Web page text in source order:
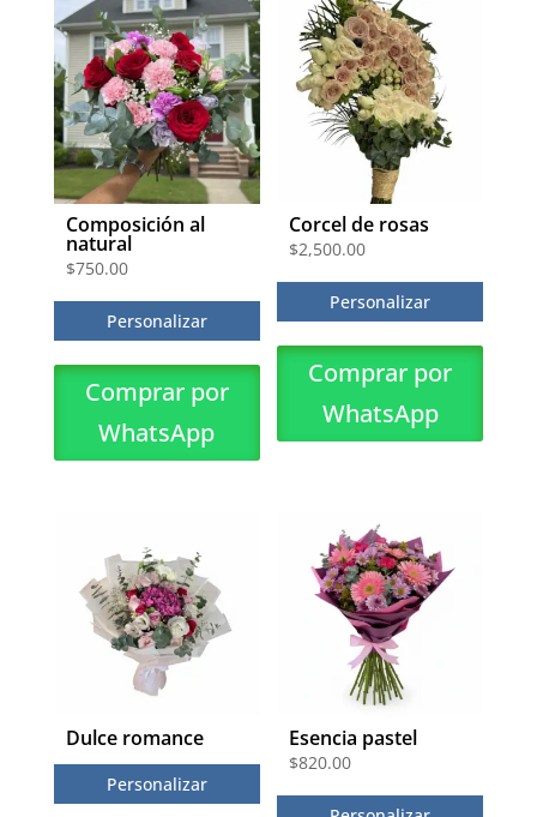
Composición al
natural
$750.00
Personalizar
Comprar por
WhatsApp
Corcel de rosas
$2,500.00
Personalizar
Comprar por
WhatsApp
Dulce romance
Personalizar
Esencia pastel
$820.00